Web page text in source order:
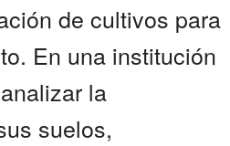
de cultivos para
En una institución
la
suelos,